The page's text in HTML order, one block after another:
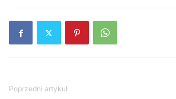
Poprzedni artykuł